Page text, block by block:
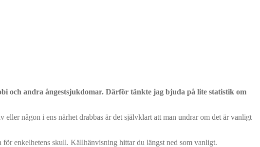
och andra ångestsjukdomar. Därför tänkte jag bjuda på lite statistik om
någon i ens närhet drabbas är det självklart att man undrar om det är vanligt
enkelhetens skull. Källhänvisning hittar du längst ned som vanligt.